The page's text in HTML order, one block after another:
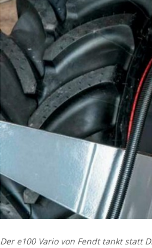
Der e100 Vario von Fendt tankt statt